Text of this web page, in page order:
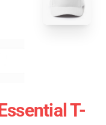
T-